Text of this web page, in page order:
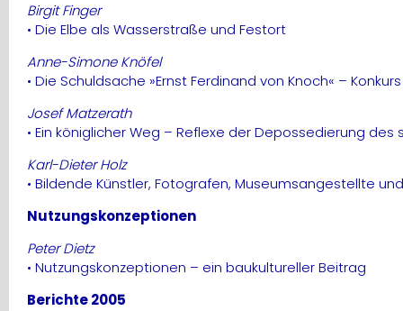
Birgit Finger
• Die Elbe als Wasserstraße und Festort
Anne-Simone Knöfel
• Die Schuldsache »Ernst Ferdinand von Knoch« –
Josef Matzerath
• Ein königlicher Weg – Reflexe der Depossedierung
Karl-Dieter Holz
• Bildende Künstler, Fotografen, Museumsangestellte
Nutzungskonzeptionen
Peter Dietz
• Nutzungskonzeptionen – ein baukultureller Beitrag
Berichte 2005